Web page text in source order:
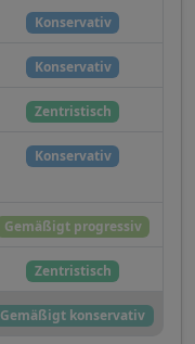
Konservativ
Konservativ
Zentristisch
Konservativ
Gemäßigt progressiv
Zentristisch
Gemäßigt konservativ